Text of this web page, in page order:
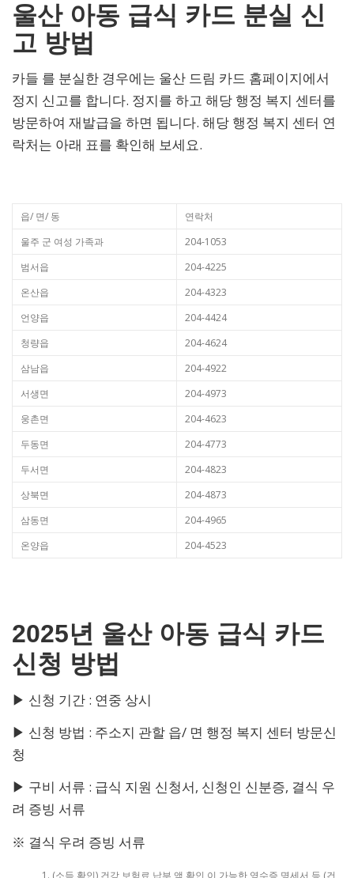
울산 아동 급식 카드 분실 신
고 방법
카들 를 분실한 경우에는 울산 드림 카드 홈페이지에서
정지 신고를 합니다. 정지를 하고 해당 행정 복지 센터를
방문하여 재발급을 하면 됩니다. 해당 행정 복지 센터 연
락처는 아래 표를 확인해 보세요.
읍/ 면/ 동
연락처
울주 군 여성 가족과
204-1053
범서읍
204-4225
온산읍
204-4323
언양읍
204-4424
청량읍
204-4624
삼남읍
204-4922
서생면
204-4973
웅촌면
204-4623
두동면
204-4773
두서면
204-4823
상북면
204-4873
삼동면
204-4965
온양읍
204-4523
2025년 울산 아동 급식 카드
신청 방법
▶ 신청 기간 : 연중 상시
▶ 신청 방법 : 주소지 관할 읍/ 면 행정 복지 센터 방문신
청
▶ 구비 서류 : 급식 지원 신청서, 신청인 신분증, 결식 우
려 증빙 서류
※ 결식 우려 증빙 서류
(소득 확인) 건강 보험료 납부 액 확인 이 가능한 영수증 명세서 등 (건